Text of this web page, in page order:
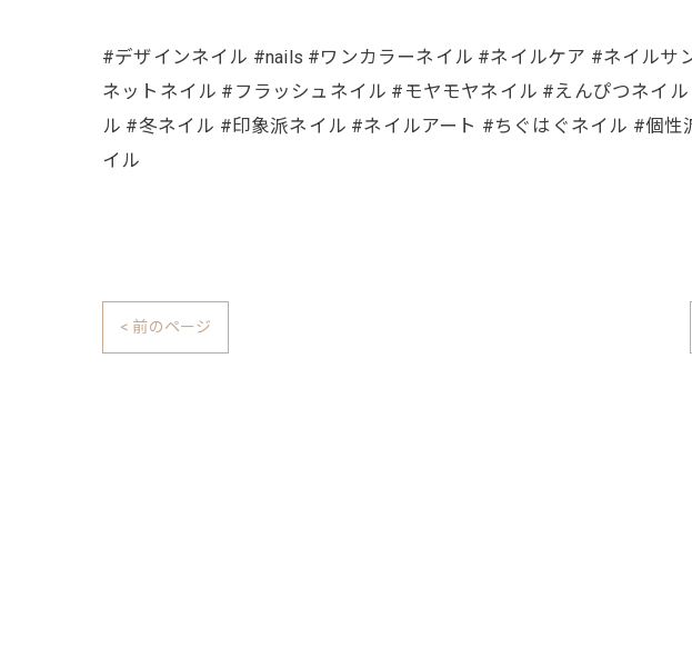
#デザインネイル #nails #ワンカラーネイル #ネイルケア #ネイル
ネットネイル #フラッシュネイル #モヤモヤネイル #えんぴつネイ
ル #冬ネイル #印象派ネイル #ネイルアート #ちぐはぐネイル #個
イル
< 前のページ